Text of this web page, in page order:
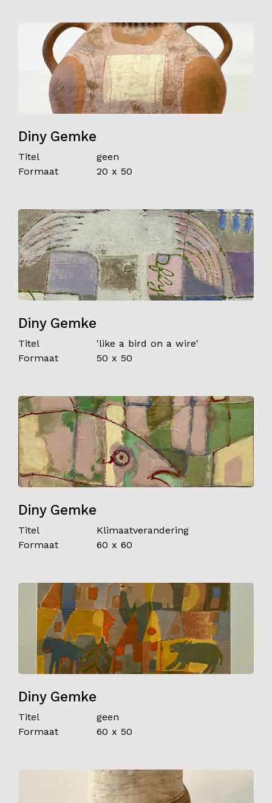
Diny Gemke
Titel
geen
Formaat
20 x 50
Diny Gemke
Titel
'like a bird on a wire'
Formaat
50 x 50
Diny Gemke
Titel
Klimaatverandering
Formaat
60 x 60
Diny Gemke
Titel
geen
Formaat
60 x 50